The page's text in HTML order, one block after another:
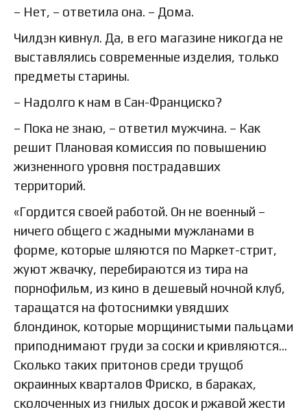
– Нет, – ответила она. – Дома.
Чилдэн кивнул. Да, в его магазине никогда не
выставлялись современные изделия, только
предметы старины.
– Надолго к нам в Сан-Франциско?
– Пока не знаю, – ответил мужчина. – Как
решит Плановая комиссия по повышению
жизненного уровня пострадавших
территорий.
«Гордится своей работой. Он не военный –
ничего общего с жадными мужланами в
форме, которые шляются по Маркет-стрит,
жуют жвачку, перебираются из тира на
порнофильм, из кино в дешевый ночной клуб,
таращатся на фотоснимки увядших
блондинок, которые морщинистыми пальцами
приподнимают груди за соски и кривляются…
Сколько таких притонов среди трущоб
окраинных кварталов Фриско, в бараках,
сколоченных из гнилых досок и ржавой жести